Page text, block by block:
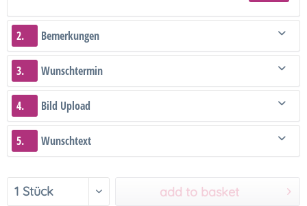
2. Bemerkungen
3. Wunschtermin
4. Bild Upload
5. Wunschtext
add to basket